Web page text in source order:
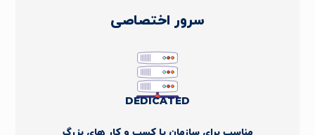
سرور اختصاصی
DEDICATED